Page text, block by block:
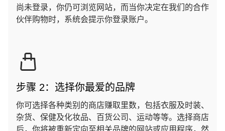
尚未登录，你仍可浏览网站，而当你决定在我们的合作
伙伴购物时，系统会提示你登录账户。
步骤 2：选择你最爱的品牌
你可选择各种类别的商店赚取里数，包括衣服及时装、
杂货、保健及化妆品、百货公司、运动等等。选择商店
后，你将被重新定向至相关品牌的网站或应用程序，然